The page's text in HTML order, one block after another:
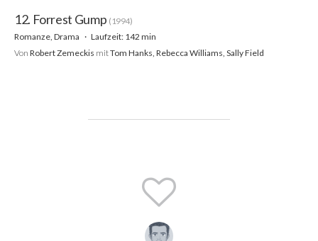
12. Forrest Gump (1994)
Romanze, Drama
Laufzeit: 142 min
Von Robert Zemeckis mitTom Hanks, Rebecca Williams, Sally Field